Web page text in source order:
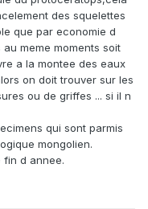
des squelettes
que par economie d
meme moments soit
a la montee des eaux
on doit trouver sur les
ou de griffes ... si il n
qui sont parmis
mongolien.
d annee.